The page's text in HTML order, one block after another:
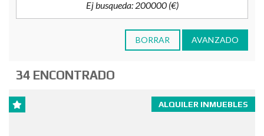
BORRAR AVANZADO
34 ENCONTRADO
ALQUILER INMUEBLES